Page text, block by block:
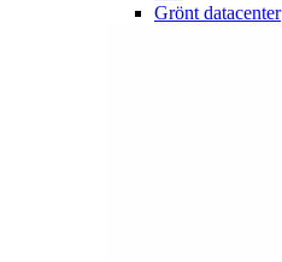
Grönt datacenter